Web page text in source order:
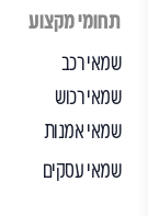
תחומי מקצוע
שמאי רכב
שמאי רכוש
שמאי אמנות
שמאי עסקים